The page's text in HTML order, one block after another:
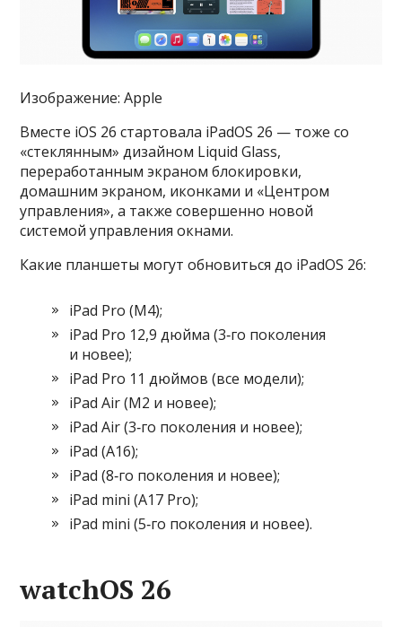
Изображение: Apple
Вместе iOS 26 стартовала iPadOS 26 — тоже со
«стеклянным» дизайном Liquid Glass,
переработанным экраном блокировки,
домашним экраном, иконками и «Центром
управления», а также совершенно новой
системой управления окнами.
Какие планшеты могут обновиться до iPadOS 26:
iPad Pro (M4);
iPad Pro 12,9 дюйма (3‑го поколения
и новее);
iPad Pro 11 дюймов (все модели);
iPad Air (M2 и новее);
iPad Air (3‑го поколения и новее);
iPad (A16);
iPad (8‑го поколения и новее);
iPad mini (A17 Pro);
iPad mini (5‑го поколения и новее).
watchOS 26